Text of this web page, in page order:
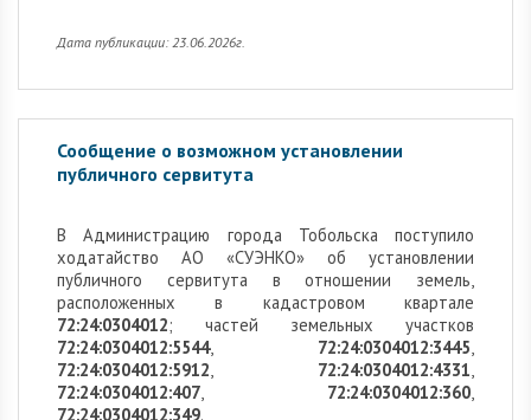
Дата публикации: 23.06.2026г.
Сообщение о возможном установлении
публичного сервитута
В Администрацию города Тобольска поступило
ходатайство АО «СУЭНКО» об установлении
публичного сервитута в отношении земель,
расположенных в кадастровом квартале
72:24:0304012; частей земельных участков
72:24:0304012:5544, 72:24:0304012:3445,
72:24:0304012:5912, 72:24:0304012:4331,
72:24:0304012:407, 72:24:0304012:360,
72:24:0304012:349.